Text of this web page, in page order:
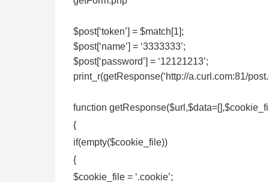
$post[‘token’] = $match[1];
$post[‘name’] = ‘3333333’;
$post[‘password’] = ‘12121213’;
print_r(getResponse(‘http://a.curl.com:81/
function
{
if(empty($cookie_file))
{
$cookie_file = ‘.cookie’;